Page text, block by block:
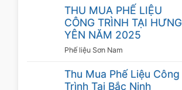
THU MUA PHẾ LIỆU
CÔNG TRÌNH TẠI HƯNG
YÊN NĂM 2025
Phế liệu Sơn Nam
Thu Mua Phế Liệu Công
Trình Tại Bắc Ninh